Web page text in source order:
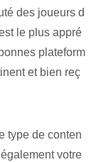
des joueurs d
le plus appré
plateform
et bien reç
type de conten
votre